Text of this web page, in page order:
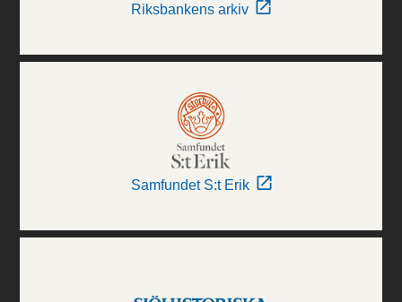
Riksbankens arkiv
Samfundet S:t Erik